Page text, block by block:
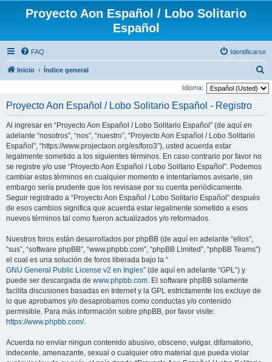
Proyecto Aon Español / Lobo Solitario
Español
FAQ Identificarse
Inicio Índice general
u
Idioma:
Proyecto Aon Español / Lobo Solitario Español - Registro
Al ingresar en “Proyecto Aon Español / Lobo Solitario Español” (de aquí en
adelante “nosotros”, “nos”, “nuestro”, “Proyecto Aon Español / Lobo Solitario
Español”, “https://www.projectaon.org/es/foro3”), usted acuerda estar
legalmente sometido a los siguientes términos. En caso contrario por favor no
se registre y/o use “Proyecto Aon Español / Lobo Solitario Español”. Podemos
cambiar estos términos en cualquier momento e intentaríamos avisarle, sin
embargo sería prudente que los revisase por su cuenta periódicamente.
Seguir registrado a “Proyecto Aon Español / Lobo Solitario Español” después
de esos cambios significa que acuerda estar legalmente sometido a esos
nuevos términos tal como fueron actualizados y/o reformados.
Nuestros foros están desarrollados por phpBB (de aquí en adelante “ellos”,
“sus”, “software phpBB”, “www.phpbb.com”, “phpBB Limited”, “phpBB Teams”)
el cual es una solución de foros liberada bajo la “
GNU General Public License v2 en Ingles” (de aquí en adelante “GPL”) y
puede ser descargada de www.phpbb.com. El software phpBB solamente
facilita discusiones basadas en Internet y la GPL estrictamente los excluye de
lo que aprobamos y/o desaprobamos como conductas y/o contenido
permisible. Para más información sobre phpBB, por favor visite:
https://www.phpbb.com/.
Acuerda no enviar ningun contenido abusivo, obsceno, vulgar, difamatorio,
indecente, amenazante, sexual o cualquier otro material que pueda violar